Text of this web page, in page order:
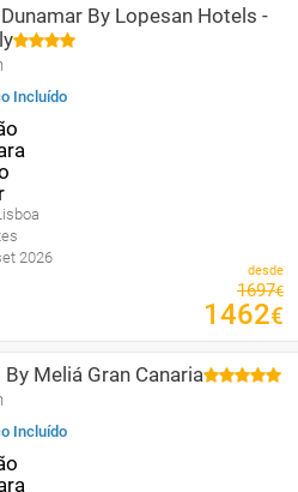
By Lopesan Hotels -
Incluído
2026
desde
1697€
1462€
Meliá Gran Canaria
Incluído